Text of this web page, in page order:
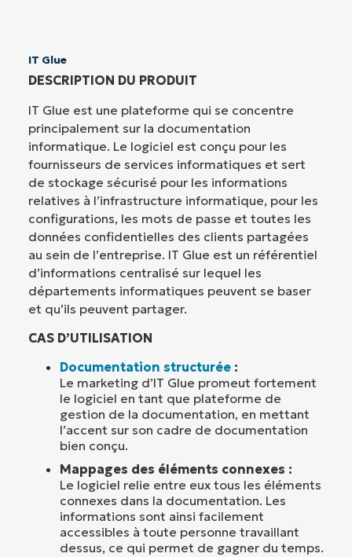
IT Glue
DESCRIPTION DU PRODUIT
IT Glue est une plateforme qui se concentre
principalement sur la documentation
informatique. Le logiciel est conçu pour les
fournisseurs de services informatiques et sert
de stockage sécurisé pour les informations
relatives à l’infrastructure informatique, pour les
configurations, les mots de passe et toutes les
données confidentielles des clients partagées
au sein de l’entreprise. IT Glue est un référentiel
d’informations centralisé sur lequel les
départements informatiques peuvent se baser
et qu’ils peuvent partager.
CAS D’UTILISATION
Documentation structurée :
Le marketing d’IT Glue promeut fortement
le logiciel en tant que plateforme de
gestion de la documentation, en mettant
l’accent sur son cadre de documentation
bien conçu.
Mappages des éléments connexes :
Le logiciel relie entre eux tous les éléments
connexes dans la documentation. Les
informations sont ainsi facilement
accessibles à toute personne travaillant
dessus, ce qui permet de gagner du temps.